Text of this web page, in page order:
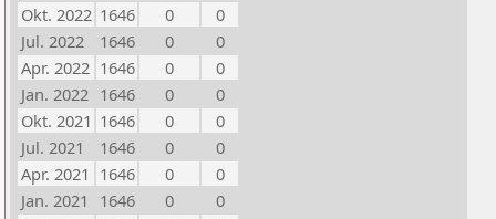
Okt. 2022 1646 0
0
Jul. 2022
1646 0
0
Apr. 2022 1646 0
0
Jan. 2022 1646 0
0
Okt. 2021 1646 0
0
Jul. 2021
1646 0
0
Apr. 2021 1646 0
0
Jan. 2021
1646 0
0